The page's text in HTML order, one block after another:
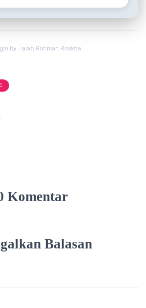
by Falah Rohman Roskha
Komentar
Balasan